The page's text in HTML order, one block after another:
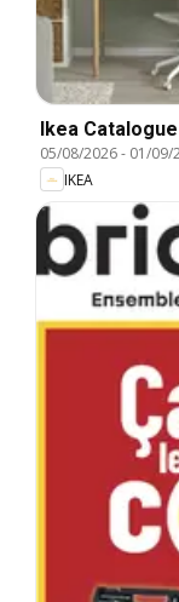
Ikea
05/08/2026- 01/09/
IKEA